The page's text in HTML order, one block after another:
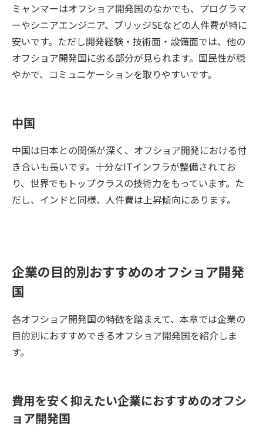
ミャンマーはオフショア開発国のなかでも、プログラマ
ーやシニアエンジニア、ブリッジSEなどの人件費が特に
安いです。ただし開発経験・技術面・設備面では、他の
オフショア開発国に劣る部分が見られます。国民性が穏
やかで、コミュニケーションを取りやすいです。
中国
中国は日本との関係が深く、オフショア開発における付
き合いも長いです。十分なITインフラが整備されてお
り、世界でもトップクラスの技術力をもっています。た
だし、インドと同様、人件費は上昇傾向にあります。
企業の目的別おすすめのオフショア開発
国
各オフショア開発国の特徴を踏まえて、本章では企業の
目的別におすすめできるオフショア開発国を紹介しま
す。
費用を安く抑えたい企業におすすめのオフシ
ョア開発国